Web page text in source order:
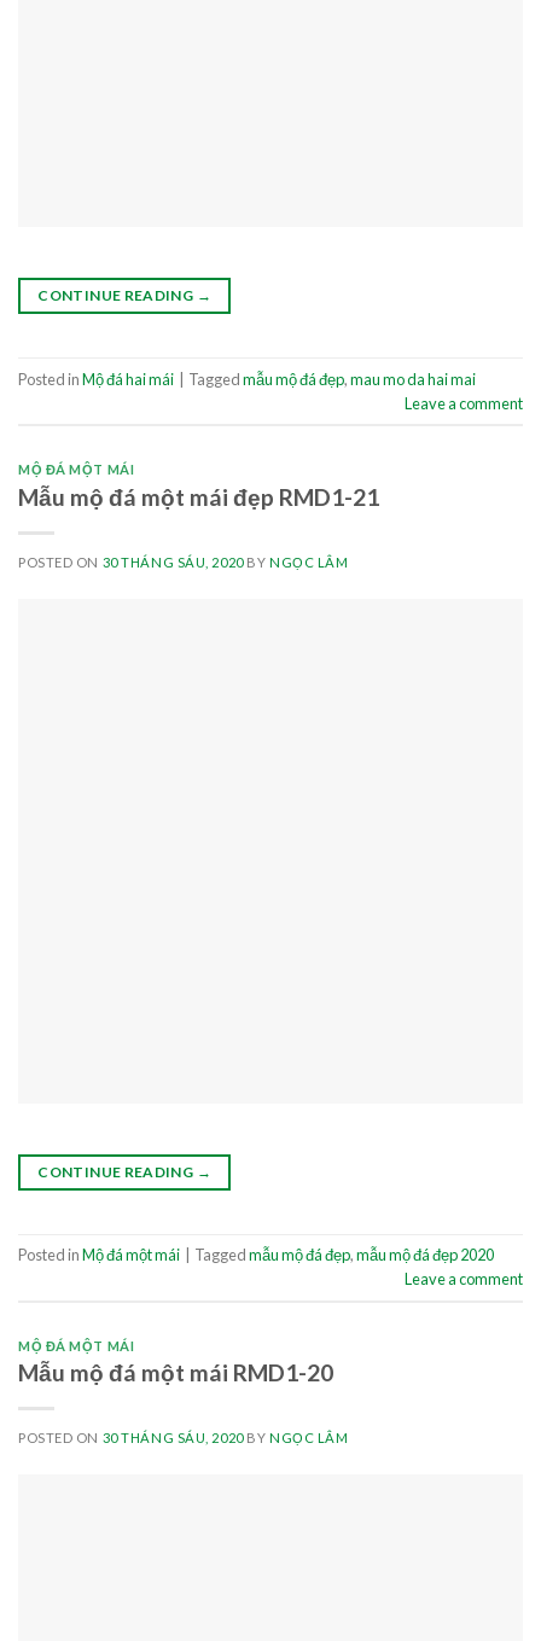
CONTINUE READING →
Posted inMộ đá hai mái | Taggedmẫu mộ đá đẹp,mau mo da hai mai
Leave a comment
MỘ ĐÁ MỘT MÁI
Mẫu mộ đá một mái đẹp RMD1-21
POSTED ON 30 THÁNG SÁU, 2020BY NGỌC LÂM
CONTINUE READING →
Posted inMộ đá một mái Taggedmẫu mộ đá đẹp,mẫu mộ đá đẹp 2020
Leave a comment
MỘ ĐÁ MỘT MÁI
Mẫu mộ đá một mái RMD1-20
POSTED ON 30 THÁNG SÁU, 2020BY NGỌC LÂM